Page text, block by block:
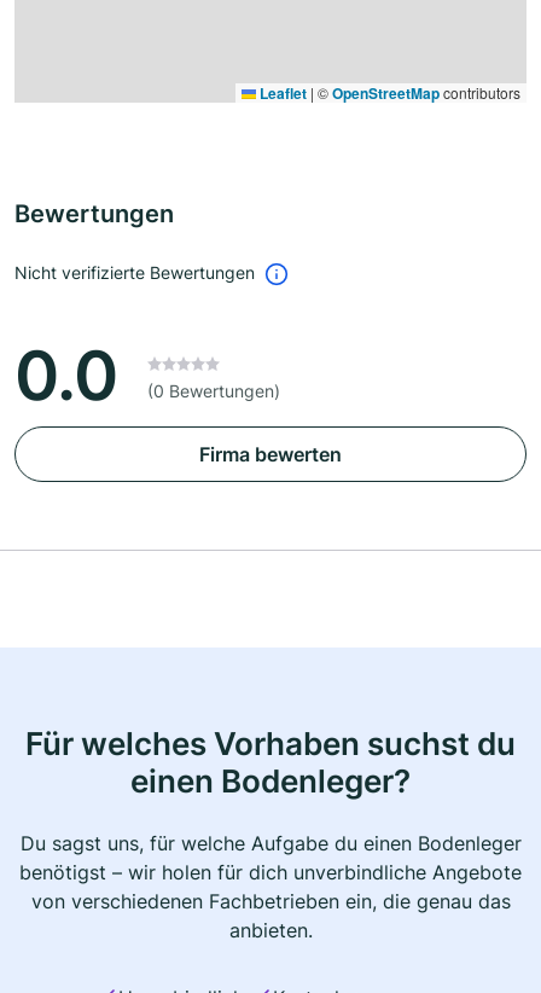
Leaflet | ©OpenStreetMapcontributors
Bewertungen
Nicht verifizierte Bewertungen
0.0 (0 Bewertungen)
Firma bewerten
Für welches Vorhaben suchst du
einen Bodenleger?
Du sagst uns, für welche Aufgabe du einen Bodenleger
benötigst – wir holen für dich unverbindliche Angebote
von verschiedenen Fachbetrieben ein, die genau das
anbieten.